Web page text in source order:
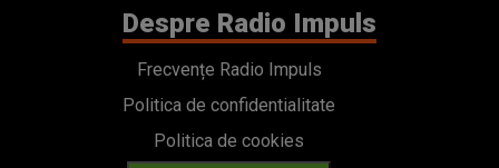
Despre Radio Impuls
Frecvențe Radio Impuls
Politica de confidentialitate
Politica de cookies